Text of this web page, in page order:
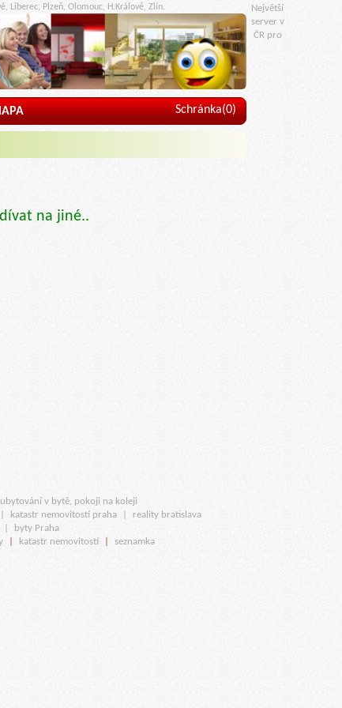
Liberec, Plzeň, Olomouc, H.Králové, Zlín.
Schránka(0)
na jiné..
Největší
server v
ČR pro
, ubytování v bytě, pokoji na koleji
katastr nemovitostí praha
reality bratislava
byty Praha
katastr nemovitostí seznamka